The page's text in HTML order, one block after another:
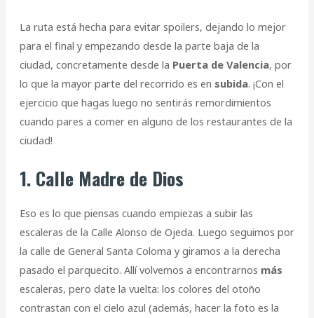
La ruta está hecha para evitar spoilers, dejando lo mejor
para el final y empezando desde la parte baja de la
ciudad, concretamente desde la Puerta de Valencia, por
lo que la mayor parte del recorrido es en subida. ¡Con el
ejercicio que hagas luego no sentirás remordimientos
cuando pares a comer en alguno de los restaurantes de la
ciudad!
1. Calle Madre de Dios
Eso es lo que piensas cuando empiezas a subir las
escaleras de la Calle Alonso de Ojeda. Luego seguimos por
la calle de General Santa Coloma y giramos a la derecha
pasado el parquecito. Allí volvemos a encontrarnos más
escaleras, pero date la vuelta: los colores del otoño
contrastan con el cielo azul (además, hacer la foto es la